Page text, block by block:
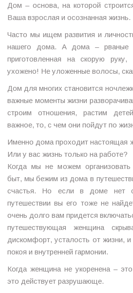
Дом – основа, на которой
Ваша взрослая и осознанная жизнь.
Часто мы ищем развития и
нашего дома. А дома – рваные
приготовленная на скорую
ухожено! Не уложенные волосы,
Дом для многих становится
важные моменты жизни
строим отношения, растим
важное, то, с чем они пойдут по
Именно дома проходит настоящая
Или у вас жизнь только на работе?
Когда мы не можем
быт, мы бежим из дома в
счастья. Но если в доме нет
путешествии вы его тоже не
очень долго вам придется
путешествующая женщина
дискомфорт, усталость от жизни,
покоя и внутренней гармонии.
Когда женщина не укоренена –
это действует разрушающе.